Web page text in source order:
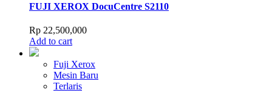
FUJI XEROX DocuCentre S2110
Rp 22,500,000
Add to cart
Fuji Xerox
Mesin Baru
Terlaris